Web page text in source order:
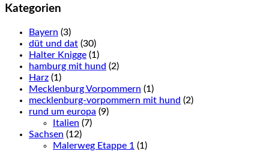
Kategorien
Bayern (3)
düt und dat (30)
Halter Knigge (1)
hamburg mit hund (2)
Harz (1)
Mecklenburg Vorpommern (1)
mecklenburg-vorpommern mit hund (2)
rund um europa (9)
Italien (7)
Sachsen (12)
Malerweg Etappe 1 (1)